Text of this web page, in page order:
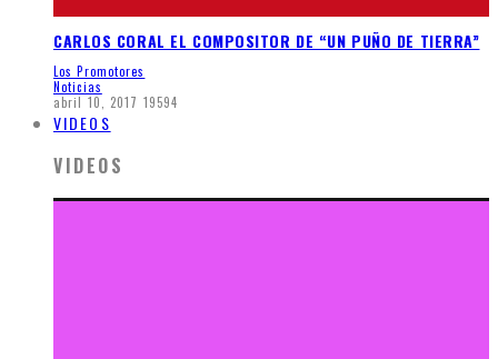
CARLOS CORAL EL COMPOSITOR DE “UN PUÑO DE TIERRA”
Los Promotores
Noticias
abril 10, 2017 19594
VIDEOS
VIDEOS